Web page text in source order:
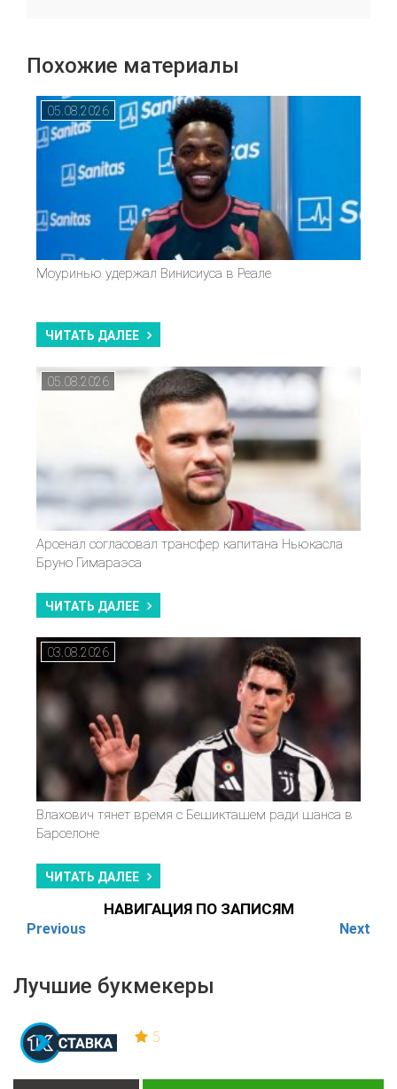
Лучшие букмекеры
5
Похожие материалы
05.08.2026
Моуринью удержал Винисиуса в Реале
ЧИТАТЬ ДАЛЕЕ
05.08.2026
Арсенал согласовал трансфер капитана Ньюкасла
Бруно Гимараэса
ЧИТАТЬ ДАЛЕЕ
03.08.2026
Влахович тянет время с Бешикташем ради шанса в
Барселоне
ЧИТАТЬ ДАЛЕЕ
НАВИГАЦИЯ ПО ЗАПИСЯМ
Previous Next